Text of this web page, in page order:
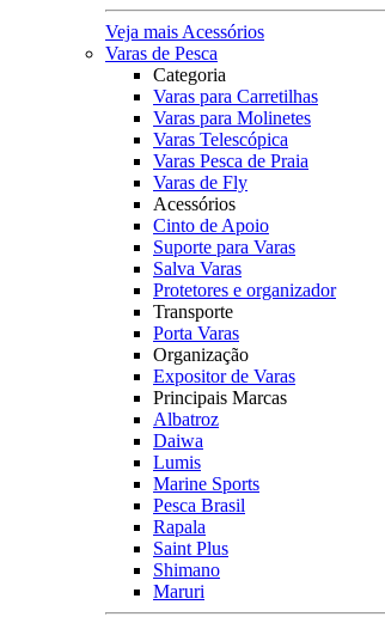
Veja mais Acessórios
Varas de Pesca
Categoria
Varas para Carretilhas
Varas para Molinetes
Varas Telescópica
Varas Pesca de Praia
Varas de Fly
Acessórios
Cinto de Apoio
Suporte para Varas
Salva Varas
Protetores e organizador
Transporte
Porta Varas
Organização
Expositor de Varas
Principais Marcas
Albatroz
Daiwa
Lumis
Marine Sports
Pesca Brasil
Rapala
Saint Plus
Shimano
Maruri